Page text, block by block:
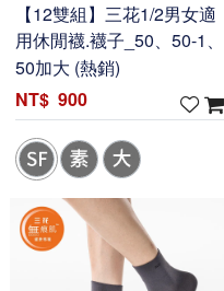
【12雙組】三花1/2男女適
用休閒襪.襪子_50、50-1、
50加大 (熱銷)
900